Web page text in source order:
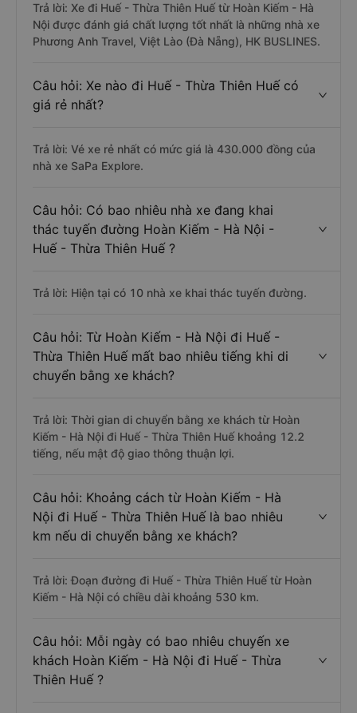
Trả lời: Xe đi Huế - Thừa Thiên Huế từ Hoàn Kiếm - Hà
Nội được đánh giá chất lượng tốt nhất là những nhà xe
Phương Anh Travel, Việt Lào (Đà Nẵng), HK BUSLINES.
Câu hỏi: Xe nào đi Huế - Thừa Thiên Huế có
giá rẻ nhất?
Trả lời: Vé xe rẻ nhất có mức giá là 430.000 đồng của
nhà xe SaPa Explore.
Câu hỏi: Có bao nhiêu nhà xe đang khai
thác tuyến đường Hoàn Kiếm - Hà Nội -
Huế - Thừa Thiên Huế ?
Trả lời: Hiện tại có 10 nhà xe khai thác tuyến đường.
Câu hỏi: Từ Hoàn Kiếm - Hà Nội đi Huế -
Thừa Thiên Huế mất bao nhiêu tiếng khi di
chuyển bằng xe khách?
Trả lời: Thời gian di chuyển bằng xe khách từ Hoàn
Kiếm - Hà Nội đi Huế - Thừa Thiên Huế khoảng 12.2
tiếng, nếu mật độ giao thông thuận lợi.
Câu hỏi: Khoảng cách từ Hoàn Kiếm - Hà
Nội đi Huế - Thừa Thiên Huế là bao nhiêu
km nếu di chuyển bằng xe khách?
Trả lời: Đoạn đường đi Huế - Thừa Thiên Huế từ Hoàn
Kiếm - Hà Nội có chiều dài khoảng 530 km.
Câu hỏi: Mỗi ngày có bao nhiêu chuyến xe
khách Hoàn Kiếm - Hà Nội đi Huế - Thừa
Thiên Huế ?